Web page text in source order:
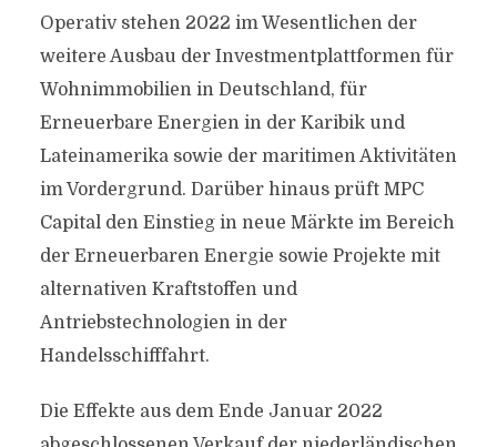
Operativ stehen 2022 im Wesentlichen der
weitere Ausbau der Investmentplattformen für
Wohnimmobilien in Deutschland, für
Erneuerbare Energien in der Karibik und
Lateinamerika sowie der maritimen Aktivitäten
im Vordergrund. Darüber hinaus prüft MPC
Capital den Einstieg in neue Märkte im Bereich
der Erneuerbaren Energie sowie Projekte mit
alternativen Kraftstoffen und
Antriebstechnologien in der
Handelsschifffahrt.
Die Effekte aus dem Ende Januar 2022